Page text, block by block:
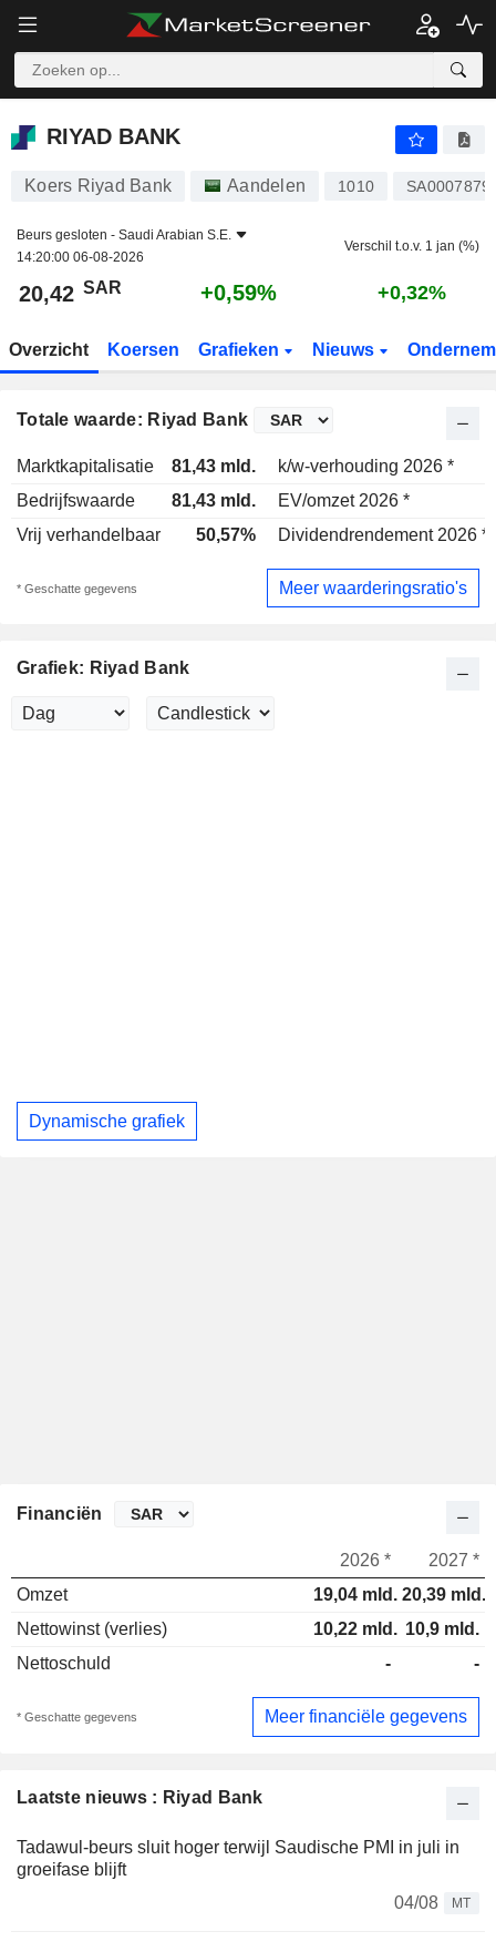
RIYAD BANK
RIYAD BANK
Koers Riyad Bank Aandelen 1010
Beurs gesloten - Saudi Arabian S.E.
14:20:00 06-08-2026
Verschil t.o.v. 1 jan (%)
20,42 SAR +0,59% +0,32%
Overzicht Koersen Grafieken Nieuws
Totale waarde: Riyad Bank
Marktkapitalisatie 81,43 mld.
k/w-verhouding 2026 *
Bedrijfswaarde
81,43 mld.
EV/omzet 2026 *
Vrij verhandelbaar
50,57% Dividendrendement 2026 *
* Geschatte gegevens Meer waarderingsratio's
Grafiek: Riyad Bank
Dynamische grafiek
Laatste nieuws : Riyad Bank
Tadawul-beurs sluit hoger terwijl Saudische PMI in juli in
groeifase blijft
04/08
MT
Financiën
2026 *
2027 *
Omzet
19,04 mld. 20,39 mld.
Nettowinst (verlies)
10,22 mld. 10,9 mld.
Nettoschuld
- -
* Geschatte gegevens Meer financiële gegevens